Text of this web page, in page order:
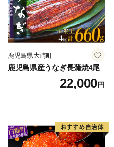
鹿児島県大崎町
鹿児島県産うなぎ長蒲焼4尾
22,000円